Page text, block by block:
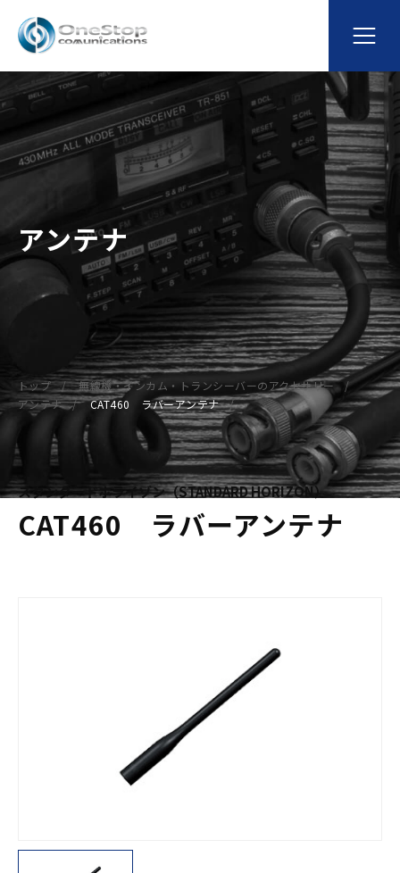
アンテナ
トップ
無線機・インカム・トランシーバーのアクセサリー
アンテナ
CAT460 ラバーアンテナ
スタンダードホライゾン（STANDARD HORIZON）
CAT460 ラバーアンテナ